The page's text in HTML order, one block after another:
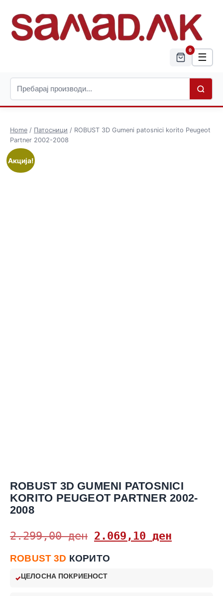
0
☰
Home / Патосници / ROBUST 3D Gumeni patosnici korito Peugeot
Partner 2002-2008
Акција!
ROBUST 3D GUMENI PATOSNICI
KORITO PEUGEOT PARTNER 2002-
2008
2.299,00ден 2.069,10 ден
ROBUST 3D КОРИТО
ЦЕЛОСНА ПОКРИЕНОСТ